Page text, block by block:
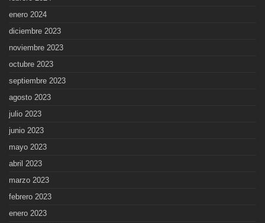
enero 2024
diciembre 2023
noviembre 2023
octubre 2023
septiembre 2023
agosto 2023
julio 2023
junio 2023
mayo 2023
abril 2023
marzo 2023
febrero 2023
enero 2023